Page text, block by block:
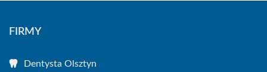
FIRMY
Dentysta Olsztyn